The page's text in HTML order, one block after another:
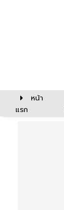
หน้า
แรก